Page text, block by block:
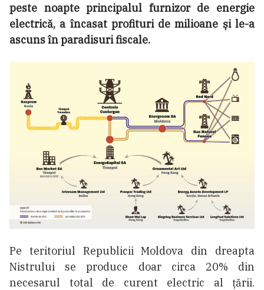
peste noapte principalul furnizor de energie
electrică, a încasat profituri de milioane și le-a
ascuns în paradisuri fiscale.
Pe teritoriul Republicii Moldova din dreapta
Nistrului se produce doar circa 20% din
necesarul total de curent electric al țării.